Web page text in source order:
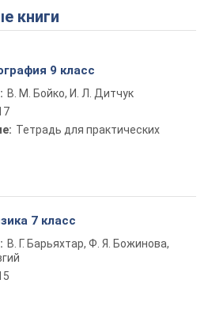
Play Video
книги
9 класс
В. М. Бойко, И. Л. Дитчук
Тетрадь для практических
7 класс
В. Г. Барьяхтар, Ф. Я. Божинова,